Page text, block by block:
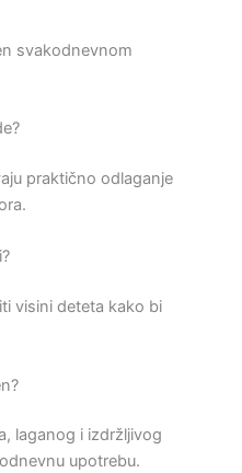
svakodnevnom
praktično odlaganje
visini deteta kako bi
laganog i izdržljivog
upotrebu.